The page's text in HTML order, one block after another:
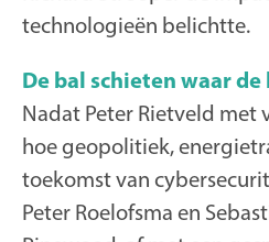
technologieën belichtte.
De bal schieten waar
Nadat Peter Rietveld
hoe geopolitiek,
toekomst van
Peter Roelofsma en